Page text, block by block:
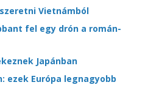
Vietnámból
fel egy drón a román-
Japánban
ezek Európa legnagyobb